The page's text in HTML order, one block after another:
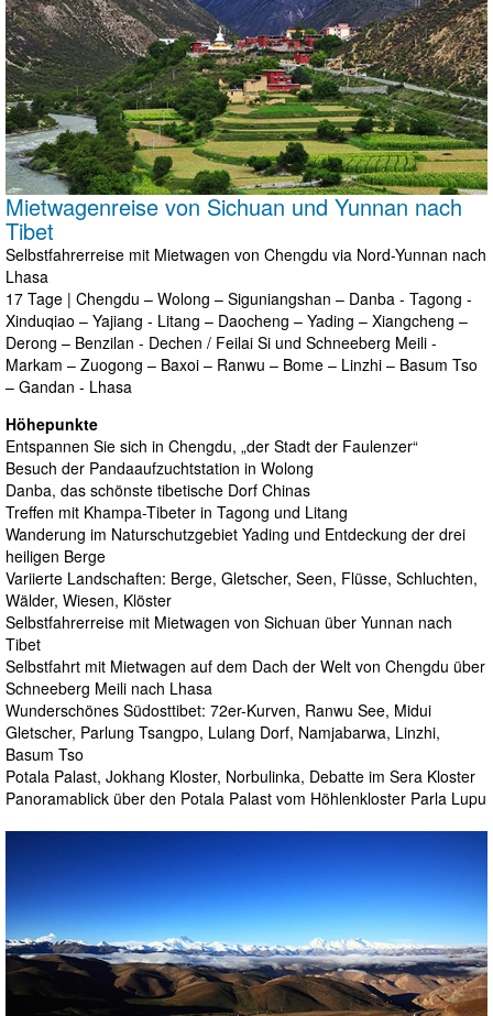
Mietwagenreise von Sichuan und Yunnan nach
Tibet
Selbstfahrerreise mit Mietwagen von Chengdu via Nord-Yunnan nach
Lhasa
17 Tage | Chengdu – Wolong – Siguniangshan – Danba - Tagong -
Xinduqiao – Yajiang - Litang – Daocheng – Yading – Xiangcheng –
Derong – Benzilan - Dechen / Feilai Si und Schneeberg Meili -
Markam – Zuogong – Baxoi – Ranwu – Bome – Linzhi – Basum Tso
– Gandan - Lhasa
Höhepunkte
Entspannen Sie sich in Chengdu, „der Stadt der Faulenzer“
Besuch der Pandaaufzuchtstation in Wolong
Danba, das schönste tibetische Dorf Chinas
Treffen mit Khampa-Tibeter in Tagong und Litang
Wanderung im Naturschutzgebiet Yading und Entdeckung der drei
heiligen Berge
Variierte Landschaften: Berge, Gletscher, Seen, Flüsse, Schluchten,
Wälder, Wiesen, Klöster
Selbstfahrerreise mit Mietwagen von Sichuan über Yunnan nach
Tibet
Selbstfahrt mit Mietwagen auf dem Dach der Welt von Chengdu über
Schneeberg Meili nach Lhasa
Wunderschönes Südosttibet: 72er-Kurven, Ranwu See, Midui
Gletscher, Parlung Tsangpo, Lulang Dorf, Namjabarwa, Linzhi,
Basum Tso
Potala Palast, Jokhang Kloster, Norbulinka, Debatte im Sera Kloster
Panoramablick über den Potala Palast vom Höhlenkloster Parla Lupu